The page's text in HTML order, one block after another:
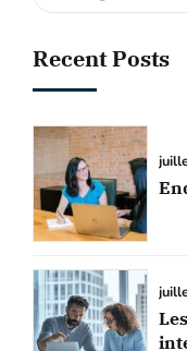
Recent Posts